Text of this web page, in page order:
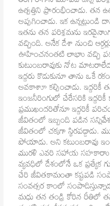
ఉత్పత్తిని ప్రారంభించాడు. తన
అప్పగించాడు. ఇక
ఇతను తన పరిశ్రమను
వచ్చింది. అనేక దేశా నుంచి
ఊహించనంతటి లాభాు వచ్చి
కుటుంబరావుకు నోట
ఇద్దరు కొడుకునూ తాను ఒకే
అవకాశాూ కల్పించాడు. ఇద్దరికీ
ఇంజనీరింగులో చేరేసరికి
ప్రముఖందరితోనూ ఇద్దరికీ
జీవితంలో ఇబ్బంది పడిన
జీవితంలో చక్కగా స్థిరపడ్డాడు.
పోయాడు. అని కటుంబరావు
మురళి ఎవరి సహాయ సహకారాు
వ్యవధిలో దేశంలోనే ఒక ప్రత్యేక
చేరి జీవితకామంతా కష్టపడి
సంవత్సర కాంలో
మధు తన తండ్రి కోరిన రీతిలో తన